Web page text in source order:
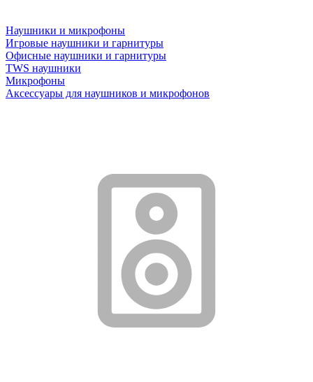
Наушники и микрофоны
Игровые наушники и гарнитуры
Офисные наушники и гарнитуры
TWS наушники
Микрофоны
Аксессуары для наушников и микрофонов